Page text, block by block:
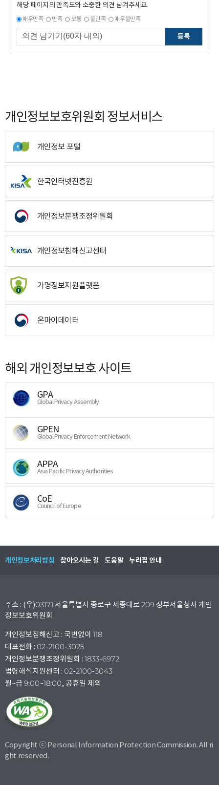
해당 페이지의 만족도와 소중한 의견 남겨주세요.
매우만족 만족 보통 불만족 매우불만족
등록
개인정보보호위원회 정보서비스
개인정보 포털
한국인터넷진흥원
개인정보분쟁조정위원회
개인정보침해신고센터
가명정보지원플랫폼
온마이데이터
해외 개인정보보호 사이트
GPA
Global Privacy Assembly
GPEN
Global Privacy Enforcement Network
APPA
Asia Pacific Privacy Authorities
CoE
Council of Europe
개인정보처리방침 찾아오시는 길 도움말 누리집 안내
주소 : (우)03171 서울특별시 종로구 세종대로 209 정부서울청사 개인
정보보호위원회
개인정보침해신고 : 국번없이 118
대표전화 : 02-2100-3025
개인정보분쟁조정위원회 : 1833-6972
법령해석지원센터 : 02-2100-3043
월~금 9:00~18:00, 공휴일 제외
Copyright ⓒ Personal Information Protection Commission. All ri
ght reserved.